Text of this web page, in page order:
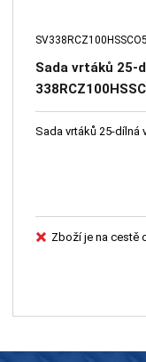
Sada vrtáků 25-
Sada vrtáků 25-dílná
Zboží je na cestě